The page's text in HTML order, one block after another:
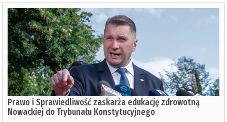
Prawo i Sprawiedliwość zaskarża edukację zdrowotną
Nowackiej do Trybunału Konstytucyjnego